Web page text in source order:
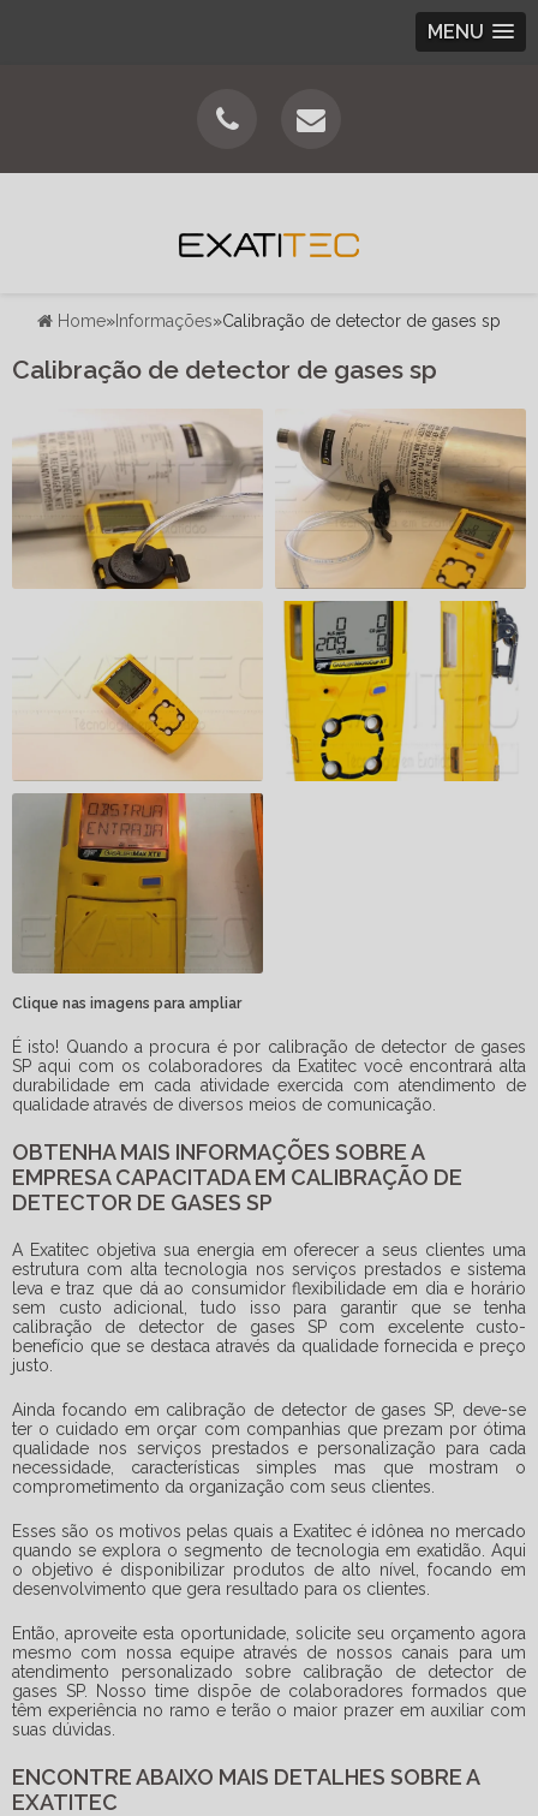
MENU
Home» Informações»Calibração de detector de gases sp
Calibração de detector de gases sp
Clique nas imagens para ampliar
É isto! Quando a procura é por calibração de detector de gases
SP aqui com os colaboradores da Exatitec você encontrará alta
durabilidade em cada atividade exercida com atendimento de
qualidade através de diversos meios de comunicação.
OBTENHA MAIS INFORMAÇÕES SOBRE A
EMPRESA CAPACITADA EM CALIBRAÇÃO DE
DETECTOR DE GASES SP
A Exatitec objetiva sua energia em oferecer a seus clientes uma
estrutura com alta tecnologia nos serviços prestados e sistema
leva e traz que dá ao consumidor flexibilidade em dia e horário
sem custo adicional, tudo isso para garantir que se tenha
calibração de detector de gases SPcom excelente custo-
benefício que se destaca através da qualidade fornecida e preço
justo.
Ainda focando em calibração de detector de gases SP, deve-se
ter o cuidado em orçar com companhias que prezam por ótima
qualidade nos serviços prestados e personalização para cada
necessidade, características simples mas que mostram o
comprometimento da organização com seus clientes.
Esses são os motivos pelas quais a Exatitec é idônea no mercado
quando se explora o segmento de tecnologia em exatidão. Aqui
o objetivo é disponibilizar produtos de alto nível, focando em
desenvolvimento que gera resultado para os clientes.
Então, aproveite esta oportunidade, solicite seu orçamento agora
mesmo com nossa equipe através de nossos canais para um
atendimento personalizado sobre calibração de detector de
gases SP. Nosso time dispõe de colaboradores formados que
têm experiência no ramo e terão o maior prazer em auxiliar com
suas dúvidas.
ENCONTRE ABAIXO MAIS DETALHES SOBRE A
EXATITEC